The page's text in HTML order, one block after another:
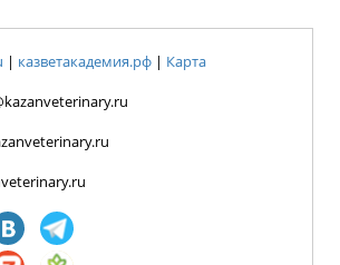
| казветакадемия.рф | Карта